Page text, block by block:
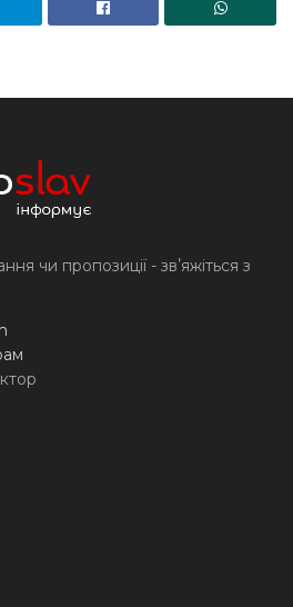
чи пропозиції - звʼяжіться з